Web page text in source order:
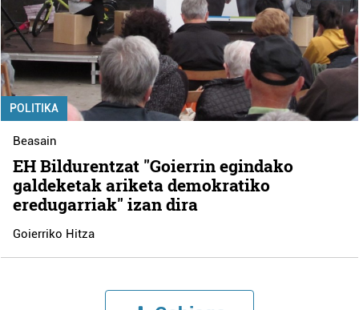
POLITIKA
Beasain
EH Bildurentzat "Goierrin egindako
galdeketak ariketa demokratiko
eredugarriak" izan dira
Goierriko Hitza